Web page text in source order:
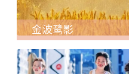
金波鹭影